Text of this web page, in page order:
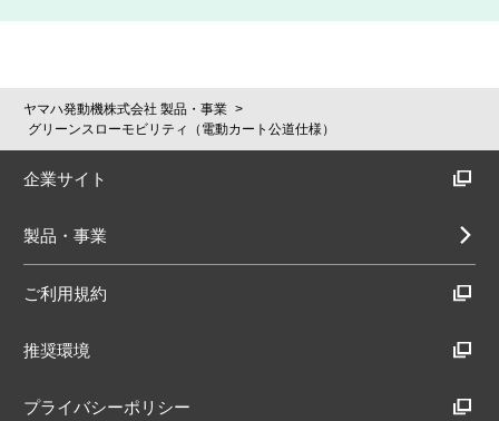
ヤマハ発動機株式会社 製品・事業
グリーンスローモビリティ（電動カート公道仕様）
企業サイト
製品・事業
ご利用規約
推奨環境
プライバシーポリシー